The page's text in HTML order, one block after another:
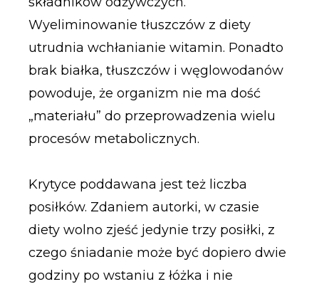
Wyeliminowanie tłuszczów z diety
utrudnia wchłanianie witamin. Ponadto
brak białka, tłuszczów i węglowodanów
powoduje, że organizm nie ma dość
„materiału” do przeprowadzenia wielu
procesów metabolicznych.
Krytyce poddawana jest też liczba
posiłków. Zdaniem autorki, w czasie
diety wolno zjeść jedynie trzy posiłki, z
czego śniadanie może być dopiero dwie
godziny po wstaniu z łóżka i nie